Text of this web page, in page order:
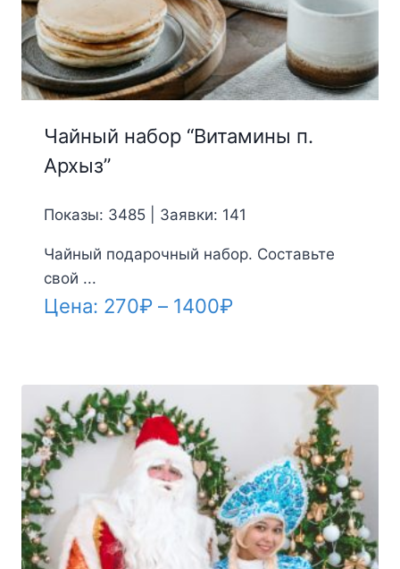
Чайный набор “Витамины п.
Архыз”
Показы: 3485 | Заявки: 141
Чайный подарочный набор. Составьте
свой ...
Цена: 270₽ – 1400₽Диапазон